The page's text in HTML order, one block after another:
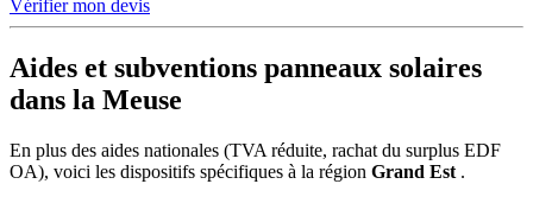
Vérifier mon devis
Aides et subventions panneaux solaires
dans la Meuse
En plus des aides nationales (TVA réduite, rachat du surplus EDF
OA), voici les dispositifs spécifiques à la région Grand Est .